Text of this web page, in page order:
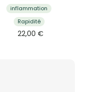
inflammation
Rapidité
22,00 €